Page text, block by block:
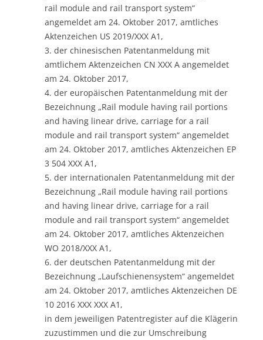
rail module and rail transport system“
angemeldet am 24. Oktober 2017, amtliches
Aktenzeichen US 2019/XXX A1,
3. der chinesischen Patentanmeldung mit
amtlichem Aktenzeichen CN XXX A angemeldet
am 24. Oktober 2017,
4. der europäischen Patentanmeldung mit der
Bezeichnung „Rail module having rail portions
and having linear drive, carriage for a rail
module and rail transport system“ angemeldet
am 24. Oktober 2017, amtliches Aktenzeichen EP
3 504 XXX A1,
5. der internationalen Patentanmeldung mit der
Bezeichnung „Rail module having rail portions
and having linear drive, carriage for a rail
module and rail transport system“ angemeldet
am 24. Oktober 2017, amtliches Aktenzeichen
WO 2018/XXX A1,
6. der deutschen Patentanmeldung mit der
Bezeichnung „Laufschienensystem“ angemeldet
am 24. Oktober 2017, amtliches Aktenzeichen DE
10 2016 XXX XXX A1,
in dem jeweiligen Patentregister auf die Klägerin
zuzustimmen und die zur Umschreibung